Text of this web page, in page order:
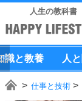
人生の教科書
識と教養 人 と
仕事と技術